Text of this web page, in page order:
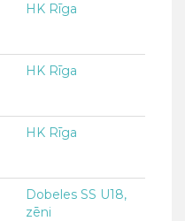
HK Rīga
HK Rīga
HK Rīga
Dobeles SS U18,
zēni